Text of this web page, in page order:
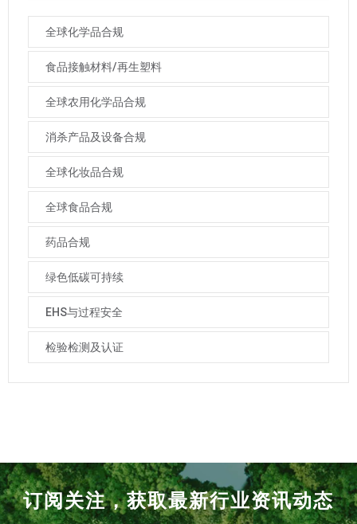
全球化学品合规
食品接触材料/再生塑料
全球农用化学品合规
消杀产品及设备合规
全球化妆品合规
全球食品合规
药品合规
绿色低碳可持续
EHS与过程安全
检验检测及认证
订阅关注，获取最新行业资讯动态